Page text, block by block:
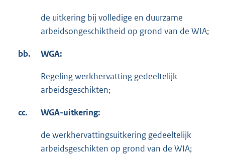
de uitkering bij volledige en duurzame
arbeidsongeschiktheid op grond van de WIA;
bb. WGA:
Regeling werkhervatting gedeeltelijk
arbeidsgeschikten;
cc. WGA-uitkering:
de werkhervattingsuitkering gedeeltelijk
arbeidsgeschikten op grond van de WIA;